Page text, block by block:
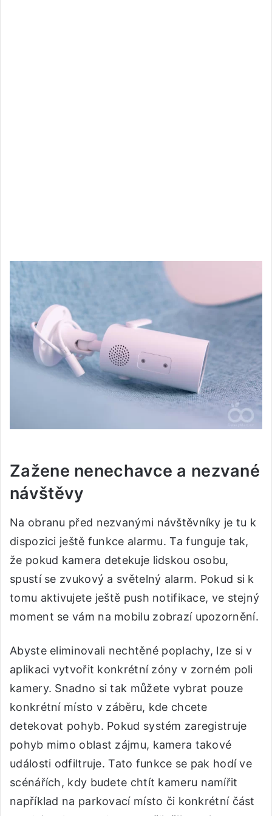
Zažene nenechavce a nezvané
návštěvy
Na obranu před nezvanými návštěvníky je tu k
dispozici ještě funkce alarmu. Ta funguje tak,
že pokud kamera detekuje lidskou osobu,
spustí se zvukový a světelný alarm. Pokud si k
tomu aktivujete ještě push notifikace, ve stejný
moment se vám na mobilu zobrazí upozornění.
Abyste eliminovali nechtěné poplachy, lze si v
aplikaci vytvořit konkrétní zóny v zorném poli
kamery. Snadno si tak můžete vybrat pouze
konkrétní místo v záběru, kde chcete
detekovat pohyb. Pokud systém zaregistruje
pohyb mimo oblast zájmu, kamera takové
události odfiltruje. Tato funkce se pak hodí ve
scénářích, kdy budete chtít kameru namířit
například na parkovací místo či konkrétní část